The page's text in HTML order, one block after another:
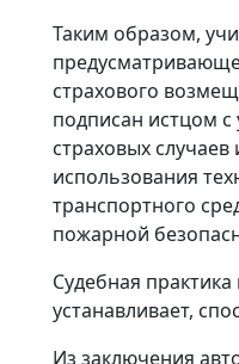
Таким образом,
страхового
подписан истцом с
страховых
использования
транспортного
пожарной
Судебная
устанавливает,
Из заключения